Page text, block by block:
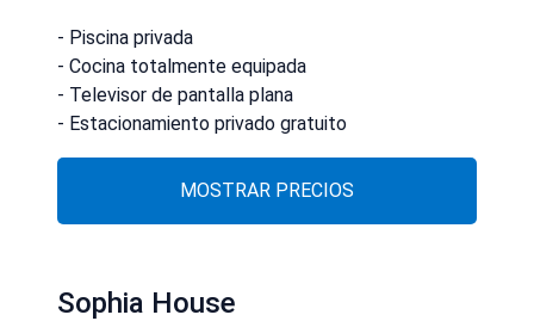
- Piscina privada
- Cocina totalmente equipada
- Televisor de pantalla plana
- Estacionamiento privado gratuito
MOSTRAR PRECIOS
Sophia House